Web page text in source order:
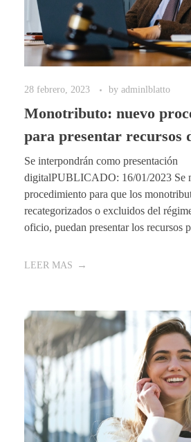
28 febrero, 2023 by adminlblatto
Monotributo: nuevo
para presentar recursos
Se interpondrán como presentación
digitalPUBLICADO: 16/01/2023 Se
procedimiento para que los
recategorizados o excluidos del
oficio, puedan presentar los recursos
LEER MAS